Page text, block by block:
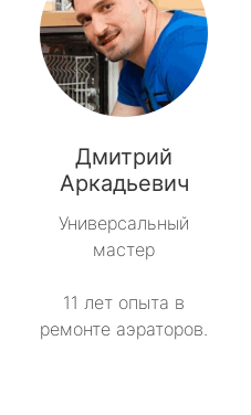
Дмитрий
Аркадьевич
Универсальный
мастер
11 лет опыта в
ремонте аэраторов.